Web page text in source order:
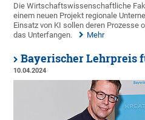
Die Wirtschaftswissenschaftliche
einem neuen Projekt regionale
Einsatz von KI sollen deren Prozesse
das Unterfangen.
Mehr
Bayerischer Lehrpreis
10.04.2024